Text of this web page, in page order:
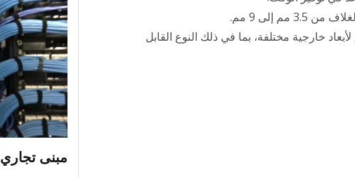
مبنى تجاري
مم إلى 9 مم.
خارجية مختلفة، بما في ذلك النوع القابل